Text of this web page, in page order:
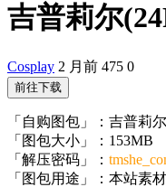
吉普莉尔
Cosplay 2 月前 475 0
前往下载
「自购图包」：吉普莉尔
「图包大小」：153MB
「解压密码」：
「图包用途」：本站素